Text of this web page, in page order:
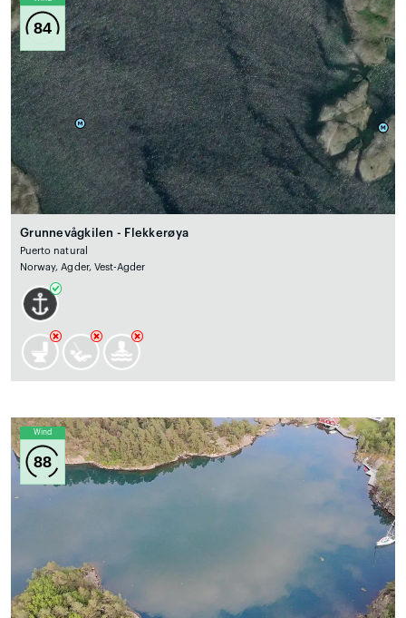
84
Grunnevågkilen - Flekkerøya
Puerto natural
Norway, Agder, Vest-Agder
Wind
88